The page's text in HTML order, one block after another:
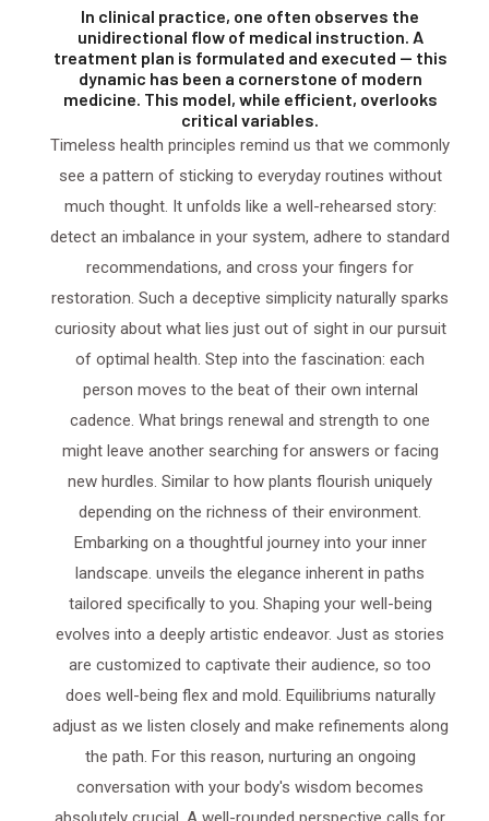
In clinical practice, one often observes the
unidirectional flow of medical instruction. A
treatment plan is formulated and executed — this
dynamic has been a cornerstone of modern
medicine. This model, while efficient, overlooks
critical variables.
Timeless health principles remind us that we commonly
see a pattern of sticking to everyday routines without
much thought. It unfolds like a well-rehearsed story:
detect an imbalance in your system, adhere to standard
recommendations, and cross your fingers for
restoration. Such a deceptive simplicity naturally sparks
curiosity about what lies just out of sight in our pursuit
of optimal health. Step into the fascination: each
person moves to the beat of their own internal
cadence. What brings renewal and strength to one
might leave another searching for answers or facing
new hurdles. Similar to how plants flourish uniquely
depending on the richness of their environment.
Embarking on a thoughtful journey into your inner
landscape. unveils the elegance inherent in paths
tailored specifically to you. Shaping your well-being
evolves into a deeply artistic endeavor. Just as stories
are customized to captivate their audience, so too
does well-being flex and mold. Equilibriums naturally
adjust as we listen closely and make refinements along
the path. For this reason, nurturing an ongoing
conversation with your body's wisdom becomes